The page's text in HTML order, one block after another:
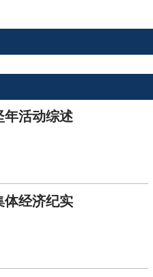
年活动综述
体经济纪实